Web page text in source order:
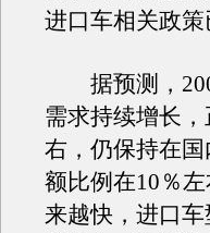
进口车相关政策
据预测，
需求持续增长
右，仍保持在
额比例在10％
来越快，进口